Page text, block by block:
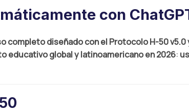
con
completo diseñado con el Protocolo H-50
educativo global y latinoamericano en 2026: